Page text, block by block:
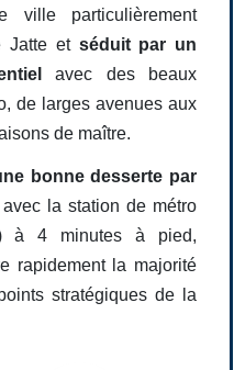
particulièrement
Jatte et séduit par un
avec des beaux
de larges avenues aux
de maître.
bonne desserte par
la station de métro
à 4 minutes à pied,
rapidement la majorité
stratégiques de la